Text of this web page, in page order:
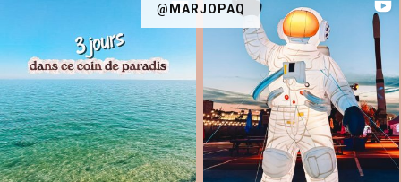
@MARJOPAQ